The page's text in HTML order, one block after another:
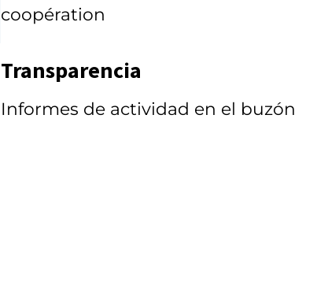
coopération
Transparencia
Informes de actividad en el buzón